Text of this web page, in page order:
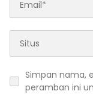
Simpan nama,
peramban ini